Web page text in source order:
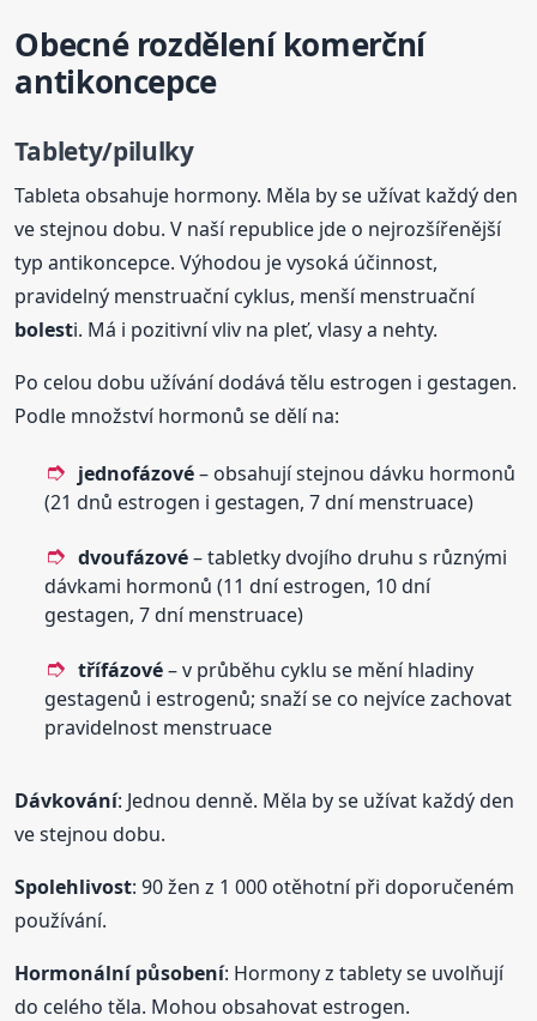
Obecné rozdělení komerční
antikoncepce
Tablety/pilulky
Tableta obsahuje hormony. Měla by se užívat každý den
ve stejnou dobu. V naší republice jde o nejrozšířenější
typ antikoncepce. Výhodou je vysoká účinnost,
pravidelný menstruační cyklus, menší menstruační
bolesti. Má i pozitivní vliv na pleť, vlasy a nehty.
Po celou dobu užívání dodává tělu estrogen i gestagen.
Podle množství hormonů se dělí na:
jednofázové– obsahují stejnou dávku hormonů
(21 dnů estrogen i gestagen, 7 dní menstruace)
dvoufázové– tabletky dvojího druhu s různými
dávkami hormonů (11 dní estrogen, 10 dní
gestagen, 7 dní menstruace)
třífázové– v průběhu cyklu se mění hladiny
gestagenů i estrogenů; snaží se co nejvíce zachovat
pravidelnost menstruace
Dávkování: Jednou denně. Měla by se užívat každý den
ve stejnou dobu.
Spolehlivost: 90 žen z 1 000 otěhotní při doporučeném
používání.
Hormonální působení: Hormony z tablety se uvolňují
do celého těla. Mohou obsahovat estrogen.